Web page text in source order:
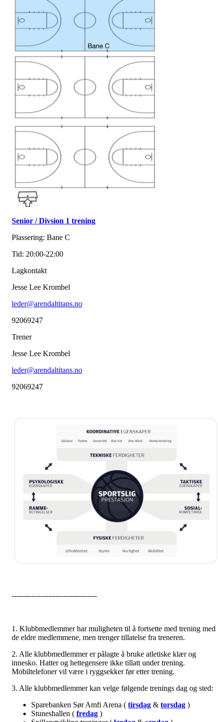
Senior / Divsion 1 trening
Plassering: Bane C
Tid: 20:00-22:00
Lagkontakt
Jesse Lee Krombel
leder@arendaltitans.no
92069247
Trener
Jesse Lee Krombel
leder@arendaltitans.no
92069247
-----------------------------------
1. Klubbmedlemmer har muligheten til å fortsette med trening med
de eldre medlemmene, men trenger tillatelse fra treneren.
2. Alle klubbmedlemmer er pålagte å bruke atletiske klær og
innesko. Hatter og hettegensere ikke tillatt under trening.
Mobiltelefoner vil være i ryggsekker før etter trening.
3. Alle klubbmedlemmer kan velge følgende trenings dag og sted:
Sparebanken Sør Amfi Arena ( tirsdag & torsdag )
Stuneshallen ( fredag )